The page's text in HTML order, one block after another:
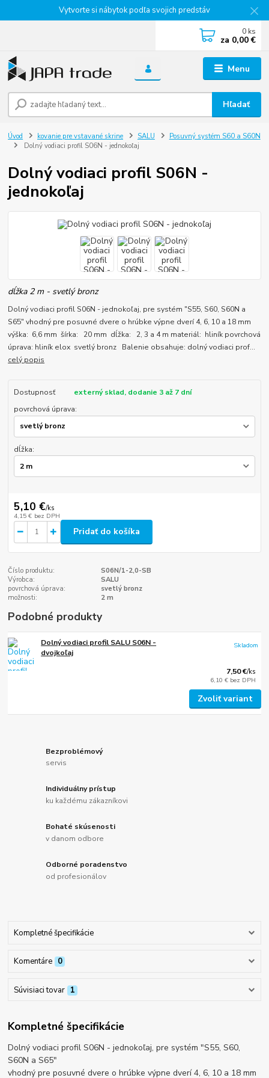
Vytvorte si nábytok podľa svojich predstáv
Menu
Hľadať
0 ks
za 0,00 €
Úvod kovanie pre vstavané skrine SALU
Posuvný systém S60 a S60N
Dolný vodiaci profil S06N - jednokoľaj
Dolný vodiaci profil S06N -
jednokoľaj
dĺžka 2 m - svetlý bronz
Dolný vodiaci profil S06N - jednokoľaj, pre systém "S55, S60, S60N a
S65" vhodný pre posuvné dvere o hrúbke výpne dverí 4, 6, 10 a 18 mm
výška: 6,6 mm šírka: 20 mm dĺžka: 2, 3 a 4 m materiál: hliník povrchová
úprava: hliník elox svetlý bronz Balenie obsahuje: dolný vodiaci prof...
celý popis
Dostupnosť
externý sklad, dodanie 3 až 7 dní
povrchová úprava:
dĺžka:
5,10 €/ks
4,15 € bez DPH
Pridať do košíka
Číslo produktu:
S06N/1-2,0-SB
Výrobca:
SALU
povrchová úprava:
svetlý bronz
možnosti:
2 m
Podobné produkty
Dolný vodiaci profil SALU S06N -
dvojkoľaj
7,50 €/ks
6,10 € bez DPH
Skladom
Zvoliť variant
Bezproblémový
servis
Individuálny prístup
ku každému zákazníkovi
Bohaté skúsenosti
v danom odbore
Odborné poradenstvo
od profesionálov
Kompletné špecifikácie
Komentáre 0
Súvisiaci tovar 1
Kompletné špecifikácie
Dolný vodiaci profil S06N - jednokoľaj, pre systém "S55, S60,
S60N a S65"
vhodný pre posuvné dvere o hrúbke výpne dverí 4, 6, 10 a 18 mm